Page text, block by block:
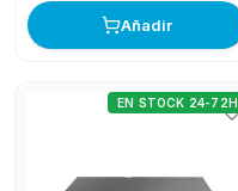
Añadir
EN STOCK 24-72H